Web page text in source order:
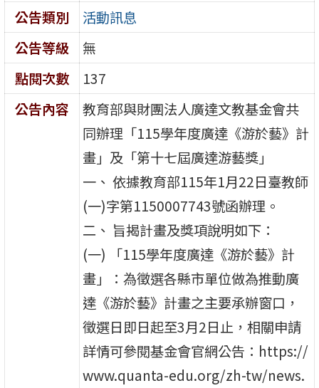
公告類別
活動訊息
公告等級
無
點閱次數
137
公告內容
教育部與財團法人廣達文教基金會共
同辦理「115學年度廣達《游於藝》計
畫」及「第十七屆廣達游藝獎」
一、 依據教育部115年1月22日臺教師
(一)字第1150007743號函辦理。
二、 旨揭計畫及獎項說明如下：
(一) 「115學年度廣達《游於藝》計
畫」：為徵選各縣市單位做為推動廣
達《游於藝》計畫之主要承辦窗口，
徵選日即日起至3月2日止，相關申請
詳情可參閱基金會官網公告：https://
www.quanta-edu.org/zh-tw/news.